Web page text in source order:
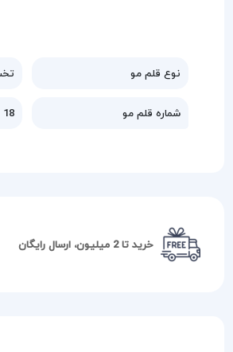
نوع قلم مو
شماره قلم مو 18
خرید تا 2 میلیون، ارسال رایگان